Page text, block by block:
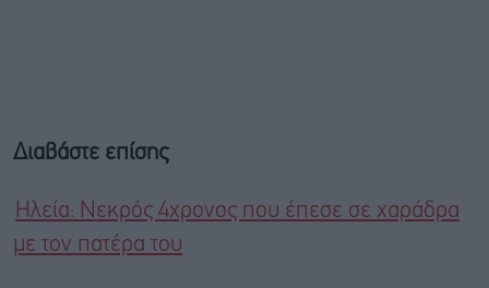
Διαβάστε επίσης
Ηλεία: Νεκρός 4χρονος που έπεσε σε χαράδρα
με τον πατέρα του